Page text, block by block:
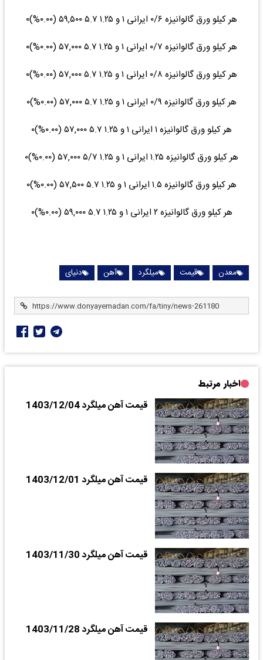
هر کیلو ورق گالوانیزه ۰/۶ ایرانی ۱ و ۱.۲۵ ۵.۷ ۵۹,۵۰۰ (۰.۰۰%)۰
هر کیلو ورق گالوانیزه ۰/۷ ایرانی ۱ و ۱.۲۵ ۵.۷ ۵۷,۰۰۰ (۰.۰۰%)۰
هر کیلو ورق گالوانیزه ۰/۸ ایرانی ۱ و ۱.۲۵ ۵.۷ ۵۷,۰۰۰ (۰.۰۰%)۰
هر کیلو ورق گالوانیزه ۰/۹ ایرانی ۱ و ۱.۲۵ ۵.۷ ۵۷,۰۰۰ (۰.۰۰%)۰
هر کیلو ورق گالوانیزه ۱ ایرانی ۱ و ۱.۲۵ ۵.۷ ۵۷,۰۰۰ (۰.۰۰%)۰
هر کیلو ورق گالوانیزه ۱.۲۵ ایرانی ۱ و ۱.۲۵ ۵/۷ ۵۷,۰۰۰ (۰.۰۰%)۰
هر کیلو ورق گالوانیزه ۱.۵ ایرانی ۱ و ۱.۲۵ ۵.۷ ۵۷,۵۰۰ (۰.۰۰%)۰
هر کیلو ورق گالوانیزه ۲ ایرانی ۱ و ۱.۲۵ ۵.۷ ۵۹,۰۰۰ (۰.۰۰%)۰
معدن قیمت میلگرد آهن دنیای
اخبار مرتبط
قیمت آهن میلگرد 1403/12/04
قیمت آهن میلگرد 1403/12/01
قیمت آهن میلگرد 1403/11/30
قیمت آهن میلگرد 1403/11/28